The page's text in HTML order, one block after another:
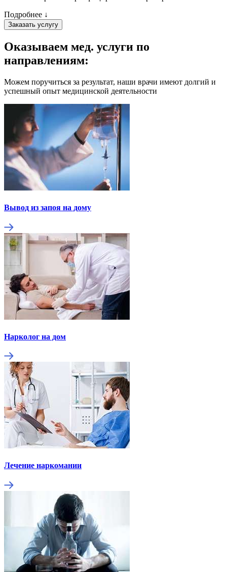
Подробнее ↓
Заказать услугу
Оказываем мед. услуги по
направлениям:
Можем поручиться за результат, наши врачи имеют долгий и
успешный опыт медицинской деятельности
Вывод из запоя на дому
Нарколог на дом
Лечение наркомании